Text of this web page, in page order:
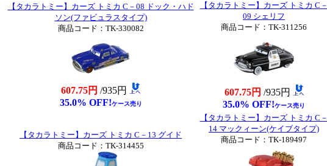
【タカラトミー】カーズ トミカ C－08 ドック・ハド
ソン(ファビュラスタイプ)
商品コード：TK-330082
607.75円 /935円
35.0% OFF!ケース売り
【タカラトミー】カーズ トミカ C－
09 シェリフ
商品コード：TK-311256
607.75円 /935円
35.0% OFF!ケース売り
【タカラトミー】カーズ トミカ C－13 グイド
商品コード：TK-314455
【タカラトミー】カーズ トミカ C－
14 マックィーン(ケイブタイプ)
商品コード：TK-189497